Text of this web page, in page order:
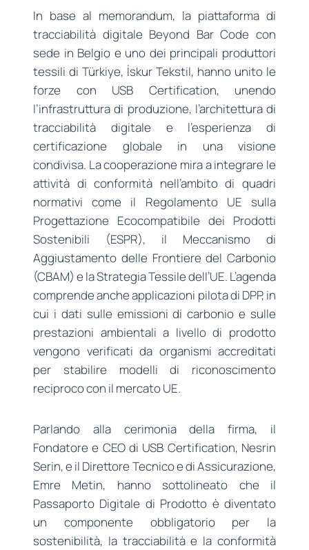
In base al memorandum, la piattaforma di
tracciabilità digitale Beyond Bar Code con
sede in Belgio e uno dei principali produttori
tessili di Türkiye, İskur Tekstil, hanno unito le
forze con USB Certification, unendo
l’infrastruttura di produzione, l’architettura di
tracciabilità digitale e l’esperienza di
certificazione globale in una visione
condivisa. La cooperazione mira a integrare le
attività di conformità nell’ambito di quadri
normativi come il Regolamento UE sulla
Progettazione Ecocompatibile dei Prodotti
Sostenibili (ESPR), il Meccanismo di
Aggiustamento delle Frontiere del Carbonio
(CBAM) e la Strategia Tessile dell’UE. L’agenda
comprende anche applicazioni pilota di DPP, in
cui i dati sulle emissioni di carbonio e sulle
prestazioni ambientali a livello di prodotto
vengono verificati da organismi accreditati
per stabilire modelli di riconoscimento
reciproco con il mercato UE.
Parlando alla cerimonia della firma, il
Fondatore e CEO di USB Certification, Nesrin
Serin, e il Direttore Tecnico e di Assicurazione,
Emre Metin, hanno sottolineato che il
Passaporto Digitale di Prodotto è diventato
un componente obbligatorio per la
sostenibilità, la tracciabilità e la conformità